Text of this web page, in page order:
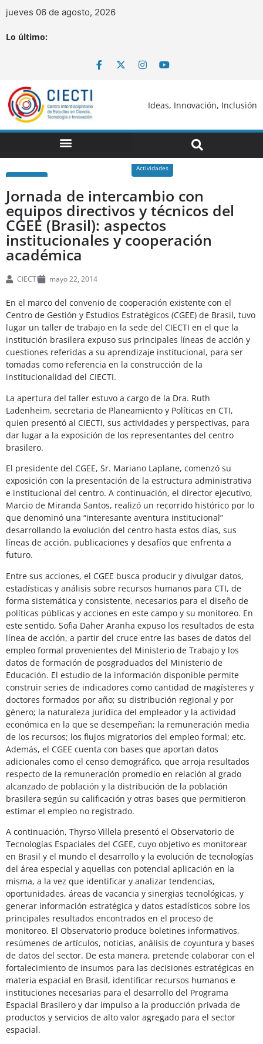
jueves 06 de agosto, 2026
Lo último:
Ideas, Innovación, Inclusión
Actividades
Jornada de intercambio con
equipos directivos y técnicos del
CGEE (Brasil): aspectos
institucionales y cooperación
académica
CIECTI mayo 22, 2014
En el marco del convenio de cooperación existente con el
Centro de Gestión y Estudios Estratégicos (CGEE) de Brasil, tuvo
lugar un taller de trabajo en la sede del CIECTI en el que la
institución brasilera expuso sus principales líneas de acción y
cuestiones referidas a su aprendizaje institucional, para ser
tomadas como referencia en la construcción de la
institucionalidad del CIECTI.
La apertura del taller estuvo a cargo de la Dra. Ruth
Ladenheim, secretaria de Planeamiento y Políticas en CTI,
quien presentó al CIECTI, sus actividades y perspectivas, para
dar lugar a la exposición de los representantes del centro
brasilero.
El presidente del CGEE, Sr. Mariano Laplane, comenzó su
exposición con la presentación de la estructura administrativa
e institucional del centro. A continuación, el director ejecutivo,
Marcio de Miranda Santos, realizó un recorrido histórico por lo
que denominó una “interesante aventura institucional”
desarrollando la evolución del centro hasta estos días, sus
líneas de acción, publicaciones y desafíos que enfrenta a
futuro.
Entre sus acciones, el CGEE busca producir y divulgar datos,
estadísticas y análisis sobre recursos humanos para CTI, de
forma sistemática y consistente, necesarios para el diseño de
políticas públicas y acciones en este campo y su monitoreo. En
este sentido, Sofia Daher Aranha expuso los resultados de esta
línea de acción, a partir del cruce entre las bases de datos del
empleo formal provenientes del Ministerio de Trabajo y los
datos de formación de posgraduados del Ministerio de
Educación. El estudio de la información disponible permite
construir series de indicadores como cantidad de magísteres y
doctores formados por año; su distribución regional y por
género; la naturaleza jurídica del empleador y la actividad
económica en la que se desempeñan; la remuneración media
de los recursos; los flujos migratorios del empleo formal; etc.
Además, el CGEE cuenta con bases que aportan datos
adicionales como el censo demográfico, que arroja resultados
respecto de la remuneración promedio en relación al grado
alcanzado de población y la distribución de la población
brasilera según su calificación y otras bases que permitieron
estimar el empleo no registrado.
A continuación, Thyrso Villela presentó el Observatorio de
Tecnologías Espaciales del CGEE, cuyo objetivo es monitorear
en Brasil y el mundo el desarrollo y la evolución de tecnologías
del área especial y aquellas con potencial aplicación en la
misma, a la vez que identificar y analizar tendencias,
oportunidades, áreas de vacancia y sinergias tecnológicas, y
generar información estratégica y datos estadísticos sobre los
principales resultados encontrados en el proceso de
monitoreo. El Observatorio produce boletines informativos,
resúmenes de artículos, noticias, análisis de coyuntura y bases
de datos del sector. De esta manera, pretende colaborar con el
fortalecimiento de insumos para las decisiones estratégicas en
materia espacial en Brasil, identificar recursos humanos e
instituciones necesarias para el desarrollo del Programa
Espacial Brasilero y dar impulso a la producción privada de
productos y servicios de alto valor agregado para el sector
espacial.